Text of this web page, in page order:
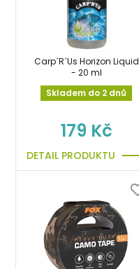
Carp´R´Us Horizon Liquid
- 20 ml
Skladem do 2 dnů
179 Kč
DETAIL PRODUKTU